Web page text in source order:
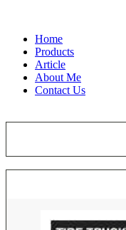
Home
Products
Article
About Me
Contact Us